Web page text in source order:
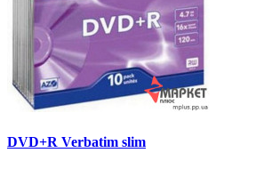
DVD+R Verbatim slim